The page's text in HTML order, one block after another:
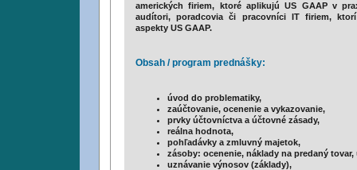
amerických firiem, ktoré aplikujú US GAAP v
audítori, poradcovia či pracovníci IT firiem,
aspekty US GAAP.
Obsah / program prednášky:
úvod do problematiky,
zaúčtovanie, ocenenie a vykazovanie,
prvky účtovníctva a účtovné zásady,
reálna hodnota,
pohľadávky a zmluvný majetok,
zásoby: ocenenie, náklady na predaný
uznávanie výnosov (základy),